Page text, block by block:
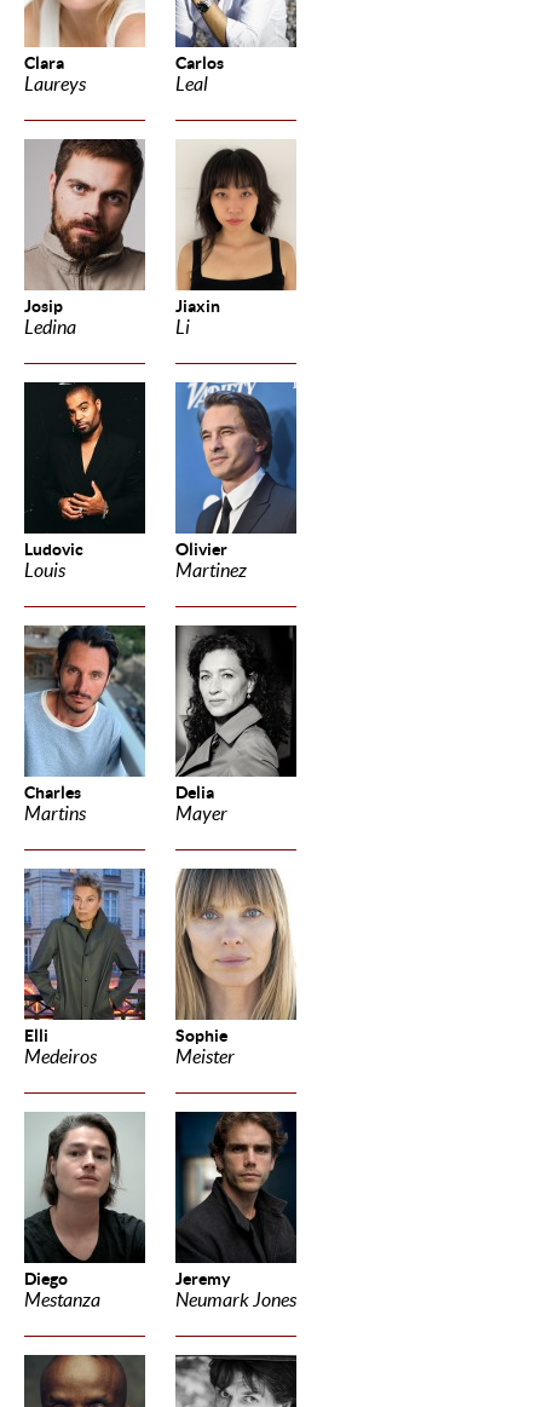
Clara
Laureys
Carlos
Leal
Josip
Ledina
Jiaxin
Li
Ludovic
Louis
Olivier
Martinez
Charles
Martins
Delia
Mayer
Elli
Medeiros
Sophie
Meister
Diego
Mestanza
Jeremy
Neumark Jones